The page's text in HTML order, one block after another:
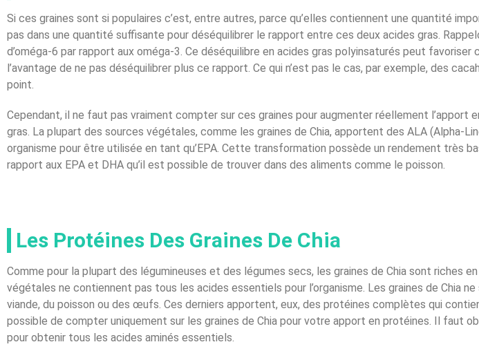
Si ces graines sont si populaires c’est, entre autres, parce qu’elles contiennent une quantité
pas dans une quantité suffisante pour déséquilibrer le rapport entre ces deux acides gras.
d’oméga-6 par rapport aux oméga-3. Ce déséquilibre en acides gras polyinsaturés peut
l’avantage de ne pas déséquilibrer plus ce rapport. Ce qui n’est pas le cas, par exemple, des
point.
Cependant, il ne faut pas vraiment compter sur ces graines pour augmenter réellement
gras. La plupart des sources végétales, comme les graines de Chia, apportent des ALA
organisme pour être utilisée en tant qu’EPA. Cette transformation possède un rendement très
rapport aux EPA et DHA qu’il est possible de trouver dans des aliments comme le poisson.
Les Protéines Des Graines De Chia
Comme pour la plupart des légumineuses et des légumes secs, les graines de Chia sont riches
végétales ne contiennent pas tous les acides essentiels pour l’organisme. Les graines de Chia
viande, du poisson ou des œufs. Ces derniers apportent, eux, des protéines complètes qui
possible de compter uniquement sur les graines de Chia pour votre apport en protéines. Il faut
pour obtenir tous les acides aminés essentiels.